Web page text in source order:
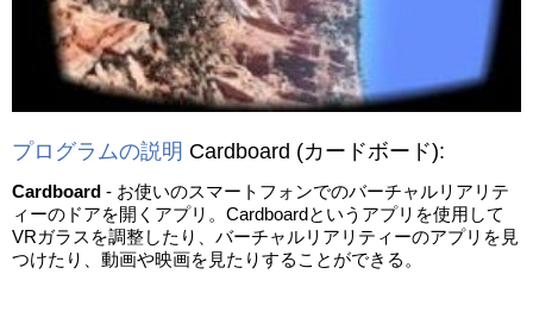
プログラムの説明 Cardboard (カードボード):
Cardboard - お使いのスマートフォンでのバーチャルリアリテ
ィーのドアを開くアプリ。Cardboardというアプリを使用して
VRガラスを調整したり、バーチャルリアリティーのアプリを見
つけたり、動画や映画を見たりすることができる。